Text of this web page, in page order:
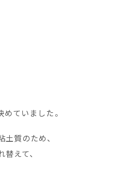
ていました。
質のため、
えて、